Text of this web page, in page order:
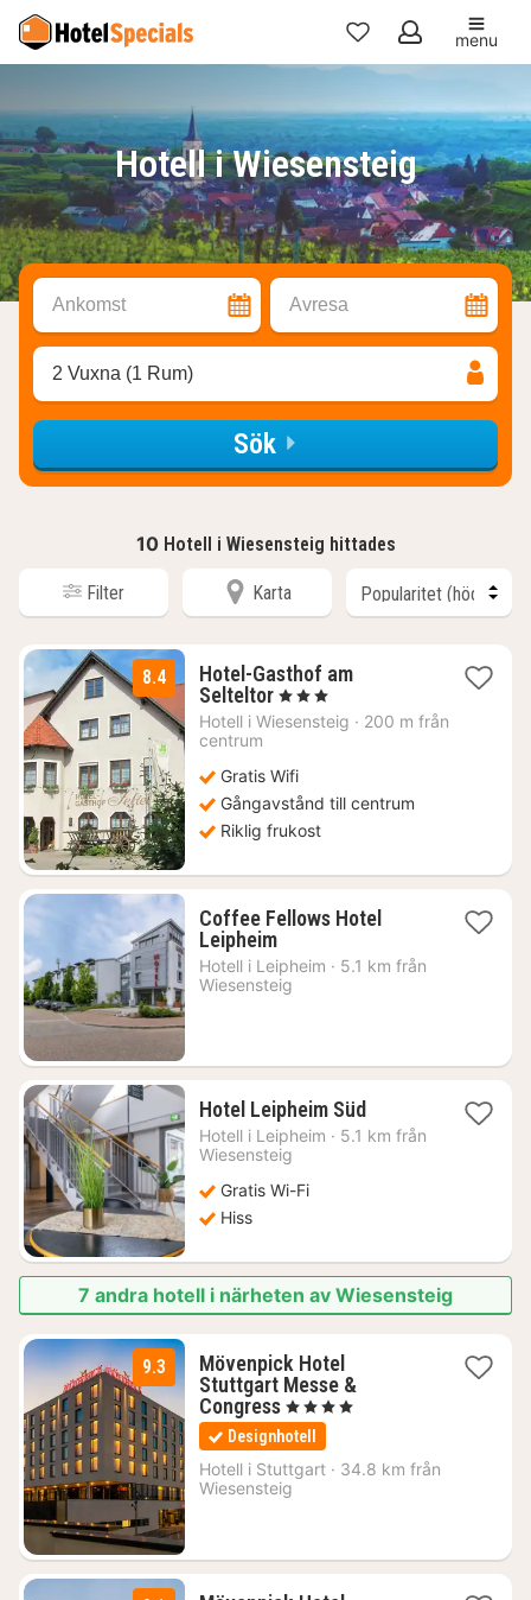
Mina
menu
Hotell i Wiesensteig
Ankomst Avresa
2 Vuxna (1 Rum)
Sök
10 Hotell i Wiesensteig hittades
Filter Karta
8.4
Hotel-Gasthof am
Selteltor1
natt
kr.
, 3 Stjärnor
Hotell i Wiesensteig · 200 m från
centrum
Gratis Wifi
Gångavstånd till centrum
Riklig frukost
Coffee Fellows Hotel
Leipheim1
natt
från
827
Hotell i Leipheim · 5.1 km från
Wiesensteig
Hotel Leipheim Süd1
natt
Hotell i Leipheim · 5.1 km från
Wiesensteig
Gratis Wi-Fi
Hiss
7 andra hotell i närheten av Wiesensteig
9.3
Mövenpick Hotel
Stuttgart Messe &
Congress2
nätter
för
1080
kr.
, 4 Stjärnor
Designhotell
Hotell i Stuttgart · 34.8 km från
Wiesensteig